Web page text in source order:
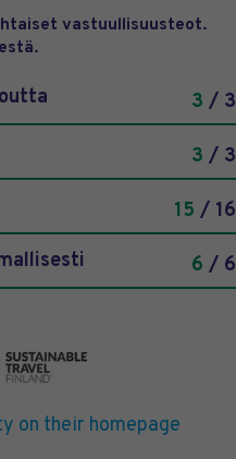
vastuullisuusteot.
3 / 3
3 / 3
15 / 16
6 / 6
on their homepage